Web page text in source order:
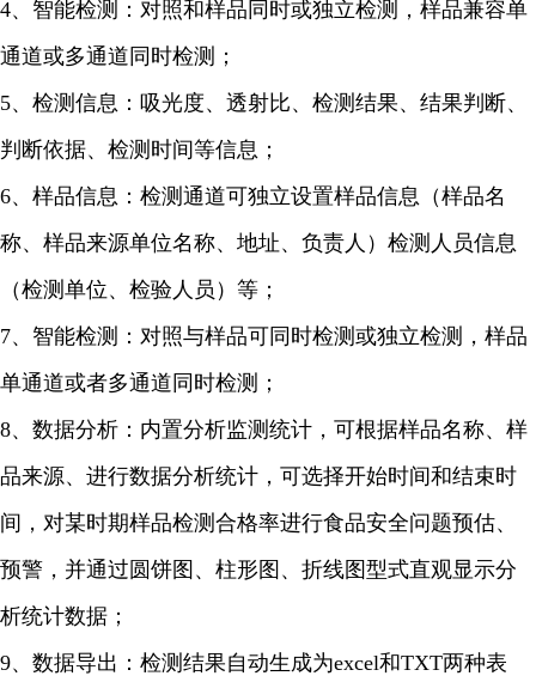
4、智能检测：对照和样品同时或独立检测，样品兼容单
通道或多通道同时检测；
5、检测信息：吸光度、透射比、检测结果、结果判断、
判断依据、检测时间等信息；
6、样品信息：检测通道可独立设置样品信息（样品名
称、样品来源单位名称、地址、负责人）检测人员信息
（检测单位、检验人员）等；
7、智能检测：对照与样品可同时检测或独立检测，样品
单通道或者多通道同时检测；
8、数据分析：内置分析监测统计，可根据样品名称、样
品来源、进行数据分析统计，可选择开始时间和结束时
间，对某时期样品检测合格率进行食品安全问题预估、
预警，并通过圆饼图、柱形图、折线图型式直观显示分
析统计数据；
9、数据导出：检测结果自动生成为excel和TXT两种表